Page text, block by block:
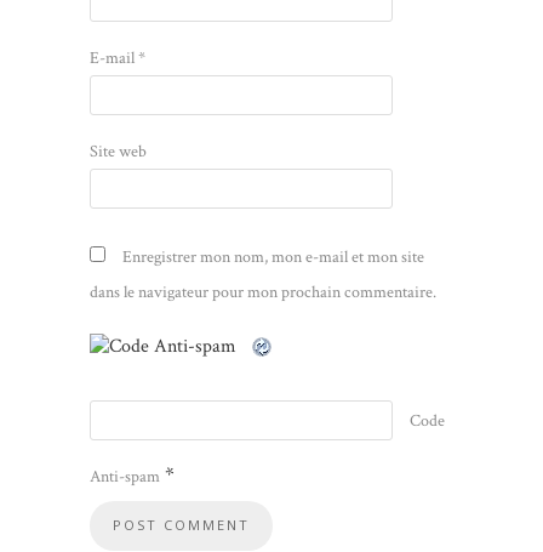
E-mail*
Site web
Enregistrer mon nom, mon e-mail et mon site
dans le navigateur pour mon prochain commentaire.
Code
Anti-spam *